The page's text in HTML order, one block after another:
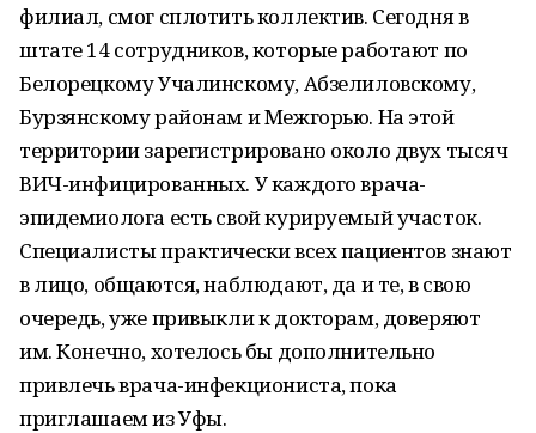
филиал, смог сплотить коллектив. Сегодня в
штате 14 сотрудников, которые работают по
Белорецкому Учалинскому, Абзелиловскому,
Бурзянскому районам и Межгорью. На этой
территории зарегистрировано около двух тысяч
ВИЧ-инфицированных. У каждого врача-
эпидемиолога есть свой курируемый участок.
Специалисты практически всех пациентов знают
в лицо, общаются, наблюдают, да и те, в свою
очередь, уже привыкли к докторам, доверяют
им. Конечно, хотелось бы дополнительно
привлечь врача-инфекциониста, пока
приглашаем из Уфы.